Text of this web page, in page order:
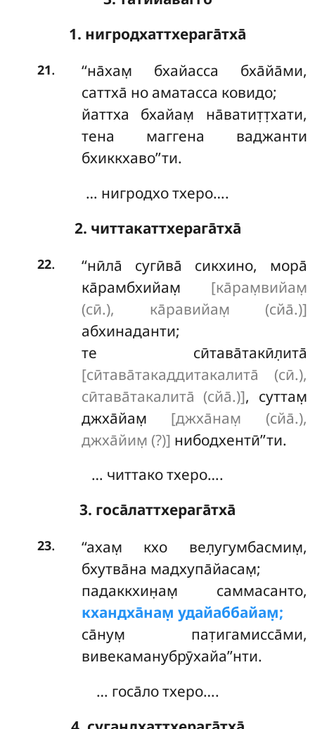
1. нигродхаттхерага̄тха̄
21.
‘‘на̄хам̣ бхайасса бха̄йа̄ми,
саттха̄ но аматасса ковидо;
йаттха бхайам̣ на̄ватит̣т̣хати,
тена маггена ваджанти
бхиккхаво’’ти.
… нигродхо тхеро….
2. читтакаттхерага̄тха̄
22. ‘‘нӣла̄ сугӣва̄ сикхино, мора̄
ка̄рамбхийам̣ [ка̄рам̣вийам̣
(сӣ.), ка̄равийам̣ (сйа̄.)]
абхинаданти;
те сӣтава̄такӣл̣ита̄
[сӣтава̄такаддитакалита̄ (сӣ.),
сӣтава̄такалита̄ (сйа̄.)], суттам̣
джха̄йам̣ [джха̄нам̣ (сйа̄.),
джха̄йим̣ (?)] нибодхентӣ’’ти.
… читтако тхеро….
3. госа̄латтхерага̄тха̄
23. ‘‘ахам̣ кхо вел̣угумбасмим̣,
бхутва̄на мадхупа̄йасам̣;
падаккхин̣ам̣ саммасанто,
кхандха̄нам̣ удайаббайам̣;
са̄нум̣ пат̣игамисса̄ми,
вивекаманубрӯхайа’’нти.
… госа̄ло тхеро….